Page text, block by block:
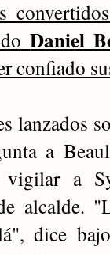
Daniel
confiado
lanzados
a
vigilar a
alcalde.
dice